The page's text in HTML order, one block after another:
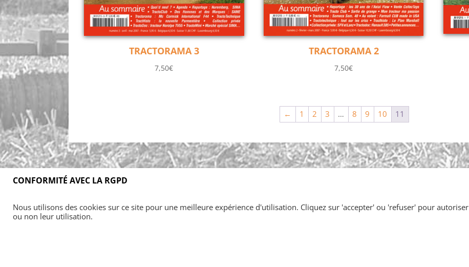
TRACTORAMA 3
7,50€
TRACTORAMA 2
7,50€
← 1 2 3 … 8 9 10 11
CONFORMITÉ AVEC LA RGPD
Nous utilisons des cookies sur ce site pour une meilleure expérience d'utilisation. Cliquez sur 'accepter' ou 'refuser' pour autoriser
ou non leur utilisation.